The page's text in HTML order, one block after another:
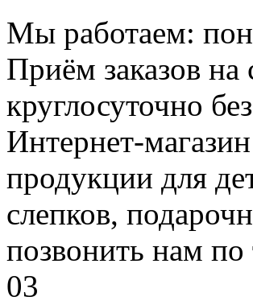
Мы работаем:
Приём заказов на
круглосуточно
Интернет-
продукции для
слепков,
позвонить нам
03